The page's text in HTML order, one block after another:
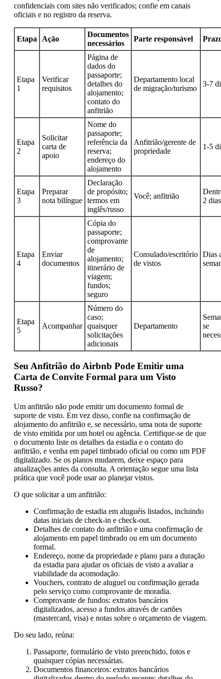
confidenciais com sites não verificados; confie em canais
oficiais e no registro da reserva.
Etapa Ação
Documentos
necessários
Parte responsável
Etapa
1
Verificar
requisitos
Página de
dados do
passaporte;
detalhes do
alojamento;
contato do
anfitrião
Departamento local
de migração/turismo
3-7
Etapa
2
Solicitar
carta de
apoio
Nome do
passaporte;
referência da
reserva;
endereço do
alojamento
Anfitrião/gerente de
propriedade
1-5
Etapa
3
Preparar
nota bilíngue
Declaração
de propósito;
termos em
inglês/russo
Você; anfitrião
2 dias
Etapa
4
Enviar
documentos
Cópia do
passaporte;
comprovante
de
alojamento;
itinerário de
viagem;
fundos;
seguro
Consulado/escritório
de vistos
Dias
Etapa
5
Acompanhar
Número do
caso;
quaisquer
solicitações
adicionais
Departamento
se
Seu Anfitrião do Airbnb Pode Emitir uma
Carta de Convite Formal para um Visto
Russo?
Um anfitrião não pode emitir um documento formal de
suporte de visto. Em vez disso, confie na confirmação de
alojamento do anfitrião e, se necessário, uma nota de suporte
de visto emitida por um hotel ou agência. Certifique-se de que
o documento liste os detalhes da estadia e o contato do
anfitrião, e venha em papel timbrado oficial ou como um PDF
digitalizado. Se os planos mudarem, deixe espaço para
atualizações antes da consulta. A orientação segue uma lista
prática que você pode usar ao planejar vistos.
O que solicitar a um anfitrião:
Confirmação de estadia em aluguéis listados, incluindo
datas iniciais de check-in e check-out.
Detalhes de contato do anfitrião e uma confirmação de
alojamento em papel timbrado ou em um documento
formal.
Endereço, nome da propriedade e plano para a duração
da estadia para ajudar os oficiais de visto a avaliar a
viabilidade da acomodação.
Vouchers, contrato de aluguel ou confirmação gerada
pelo serviço como comprovante de moradia.
Comprovante de fundos: extratos bancários
digitalizados, acesso a fundos através de cartões
(mastercard, visa) e notas sobre o orçamento de viagem.
Do seu lado, reúna:
Passaporte, formulário de visto preenchido, fotos e
quaisquer cópias necessárias.
Documentos financeiros: extratos bancários